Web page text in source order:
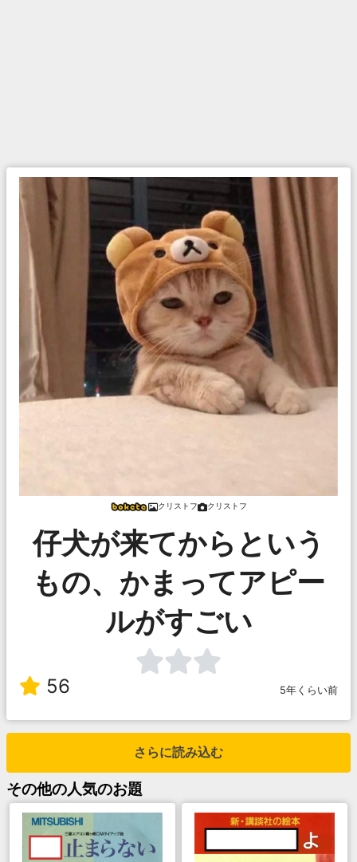
クリストフ クリストフ
仔犬が来てからという
もの、かまってアピー
ルがすごい
56 5年くらい前
さらに読み込む
その他の人気のお題